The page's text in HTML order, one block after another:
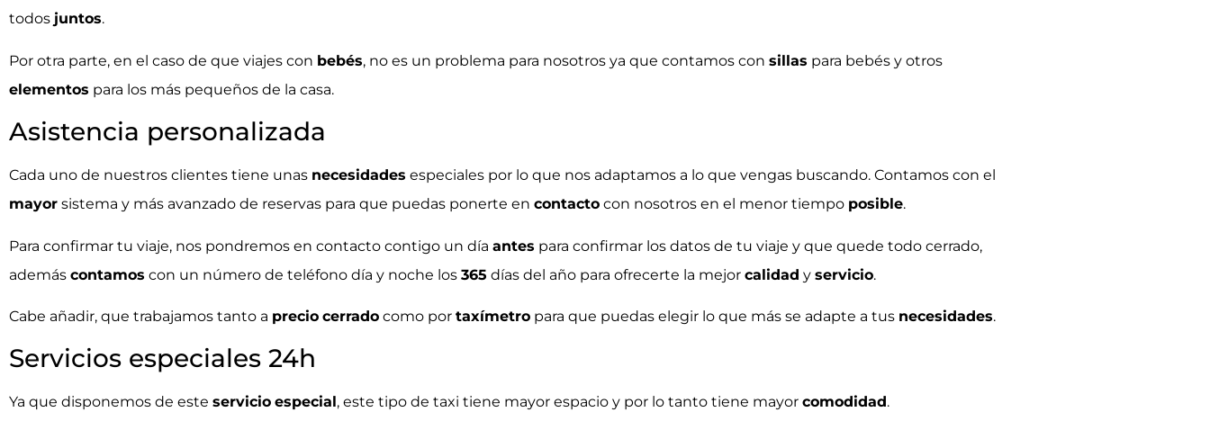
todos juntos.
Por otra parte, en el caso de que viajes con bebés, no es un problema para nosotros ya que contamos con sillas para bebés y otros
elementos para los más pequeños de la casa.
Asistencia personalizada
Cada uno de nuestros clientes tiene unas necesidades especiales por lo que nos adaptamos a lo que vengas buscando. Contamos con el
mayor sistema y más avanzado de reservas para que puedas ponerte en contacto con nosotros en el menor tiempo posible.
Para confirmar tu viaje, nos pondremos en contacto contigo un día antes para confirmar los datos de tu viaje y que quede todo cerrado,
además contamos con un número de teléfono día y noche los 365 días del año para ofrecerte la mejor calidad y servicio.
Cabe añadir, que trabajamos tanto a precio cerrado como por taxímetro para que puedas elegir lo que más se adapte a tus necesidades.
Servicios especiales 24h
Ya que disponemos de este servicio especial, este tipo de taxi tiene mayor espacio y por lo tanto tiene mayor comodidad.